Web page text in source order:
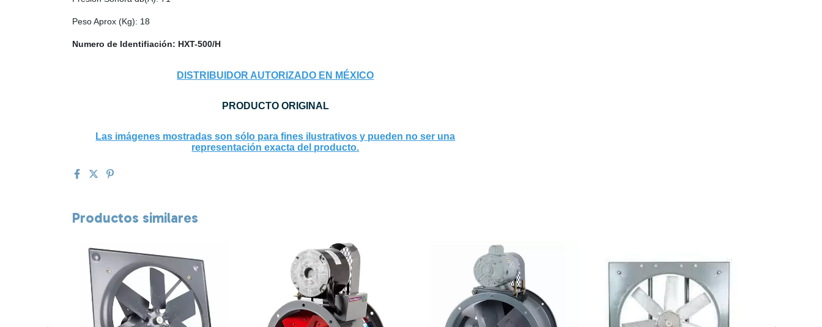
Peso Aprox (Kg): 18
Numero de Identifiación: HXT-500/H
DISTRIBUIDOR AUTORIZADO EN MÉXICO
PRODUCTO ORIGINAL
Las imágenes mostradas son sólo para fines ilustrativos y pueden no ser una
representación exacta del producto.
Productos similares